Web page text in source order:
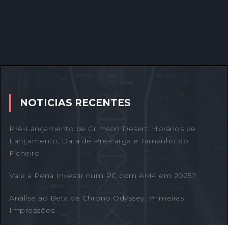
NOTICIAS RECENTES
Pré-Lançamento de Crimson Desert: Horários de
Lançamento, Data de Pré-carga e Tamanho do
Ficheiro
Vale a Pena Investir num PC com AM4 em 2025?
Análise ao Beta de Chrono Odyssey: Primeiras
Impressões